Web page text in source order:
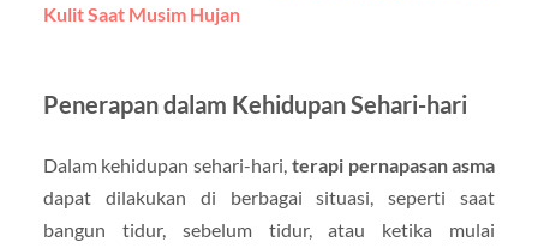
Kulit Saat Musim Hujan
Penerapan dalam Kehidupan Sehari-hari
Dalam kehidupan sehari-hari, terapi pernapasan asma
dapat dilakukan di berbagai situasi, seperti saat
bangun tidur, sebelum tidur, atau ketika mulai